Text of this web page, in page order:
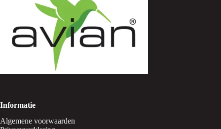
Informatie
Algemene voorwaarden